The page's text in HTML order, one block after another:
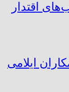
اقتدار
ایلامی